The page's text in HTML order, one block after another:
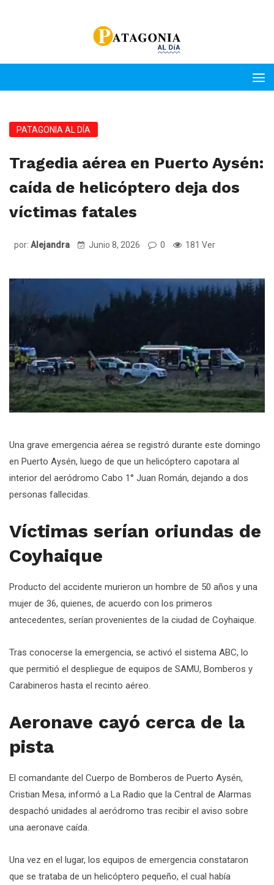
PATAGONIA AL DÍA
Tragedia aérea en Puerto Aysén:
caída de helicóptero deja dos
víctimas fatales
por: Alejandra Junio 8, 2026 0 181 Ver
Una grave emergencia aérea se registró durante este domingo
en Puerto Aysén, luego de que un helicóptero capotara al
interior del aeródromo Cabo 1° Juan Román, dejando a dos
personas fallecidas.
Víctimas serían oriundas de
Coyhaique
Producto del accidente murieron un hombre de 50 años y una
mujer de 36, quienes, de acuerdo con los primeros
antecedentes, serían provenientes de la ciudad de Coyhaique.
Tras conocerse la emergencia, se activó el sistema ABC, lo
que permitió el despliegue de equipos de SAMU, Bomberos y
Carabineros hasta el recinto aéreo.
Aeronave cayó cerca de la
pista
El comandante del Cuerpo de Bomberos de Puerto Aysén,
Cristian Mesa, informó a La Radio que la Central de Alarmas
despachó unidades al aeródromo tras recibir el aviso sobre
una aeronave caída.
Una vez en el lugar, los equipos de emergencia constataron
que se trataba de un helicóptero pequeño, el cual había